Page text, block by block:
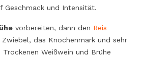
Geschmack und Intensität.
vorbereiten, dann den Reis
das Knochenmark und sehr
Weißwein und Brühe